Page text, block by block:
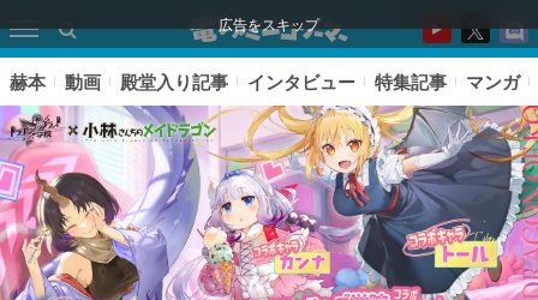
広告をスキップ
赫本 動画 殿堂入り記事 インタビュー 特集記事 マンガ